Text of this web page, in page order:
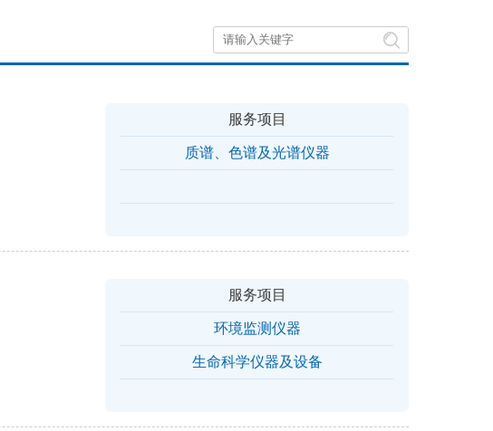

服务项目
质谱、色谱及光谱仪器
服务项目
环境监测仪器
生命科学仪器及设备